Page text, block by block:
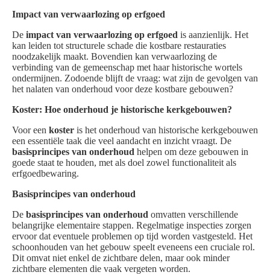
Impact van verwaarlozing op erfgoed
De impact van verwaarlozing op erfgoed is aanzienlijk. Het
kan leiden tot structurele schade die kostbare restauraties
noodzakelijk maakt. Bovendien kan verwaarlozing de
verbinding van de gemeenschap met haar historische wortels
ondermijnen. Zodoende blijft de vraag: wat zijn de gevolgen van
het nalaten van onderhoud voor deze kostbare gebouwen?
Koster: Hoe onderhoud je historische kerkgebouwen?
Voor een koster is het onderhoud van historische kerkgebouwen
een essentiële taak die veel aandacht en inzicht vraagt. De
basisprincipes van onderhoud helpen om deze gebouwen in
goede staat te houden, met als doel zowel functionaliteit als
erfgoedbewaring.
Basisprincipes van onderhoud
De basisprincipes van onderhoud omvatten verschillende
belangrijke elementaire stappen. Regelmatige inspecties zorgen
ervoor dat eventuele problemen op tijd worden vastgesteld. Het
schoonhouden van het gebouw speelt eveneens een cruciale rol.
Dit omvat niet enkel de zichtbare delen, maar ook minder
zichtbare elementen die vaak vergeten worden.